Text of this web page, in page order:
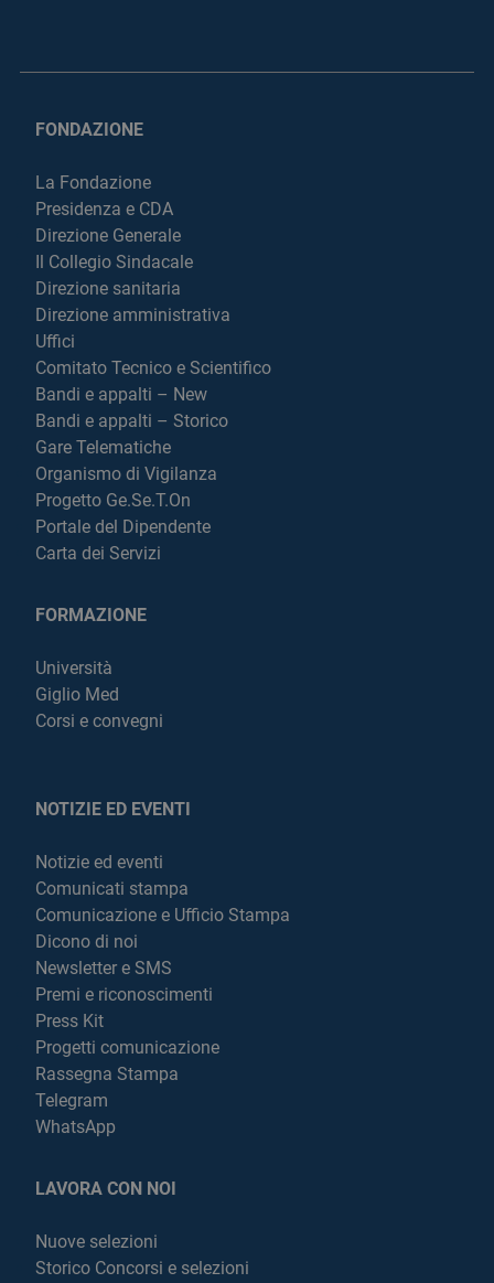
FONDAZIONE
La Fondazione
Presidenza e CDA
Direzione Generale
Il Collegio Sindacale
Direzione sanitaria
Direzione amministrativa
Uffici
Comitato Tecnico e Scientifico
Bandi e appalti – New
Bandi e appalti – Storico
Gare Telematiche
Organismo di Vigilanza
Progetto Ge.Se.T.On
Portale del Dipendente
Carta dei Servizi
FORMAZIONE
Università
Giglio Med
Corsi e convegni
NOTIZIE ED EVENTI
Notizie ed eventi
Comunicati stampa
Comunicazione e Ufficio Stampa
Dicono di noi
Newsletter e SMS
Premi e riconoscimenti
Press Kit
Progetti comunicazione
Rassegna Stampa
Telegram
WhatsApp
LAVORA CON NOI
Nuove selezioni
Storico Concorsi e selezioni